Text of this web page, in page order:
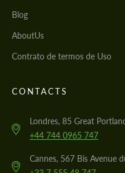
Blog
AboutUs
Contrato de termos de Uso
CONTACTS
Londres, 85 Great
+44 744 0965 747
Cannes, 567 Bis Avenue